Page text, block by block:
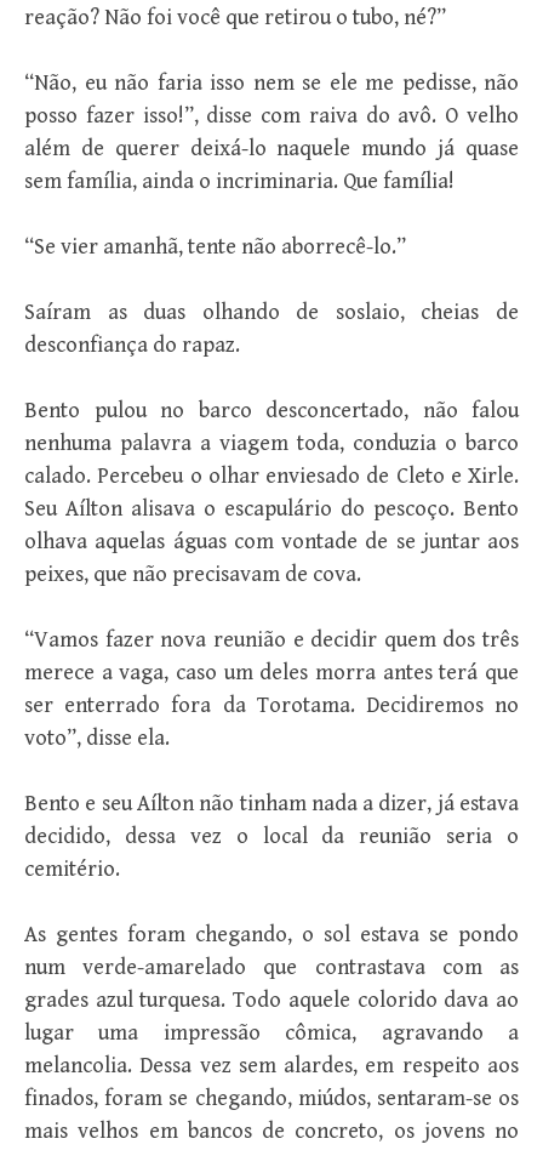
reação? Não foi você que retirou o tubo, né?”
“Não, eu não faria isso nem se ele me pedisse, não
posso fazer isso!”, disse com raiva do avô. O velho
além de querer deixá-lo naquele mundo já quase
sem família, ainda o incriminaria. Que família!
“Se vier amanhã, tente não aborrecê-lo.”
Saíram as duas olhando de soslaio, cheias de
desconfiança do rapaz.
Bento pulou no barco desconcertado, não falou
nenhuma palavra a viagem toda, conduzia o barco
calado. Percebeu o olhar enviesado de Cleto e Xirle.
Seu Aílton alisava o escapulário do pescoço. Bento
olhava aquelas águas com vontade de se juntar aos
peixes, que não precisavam de cova.
“Vamos fazer nova reunião e decidir quem dos três
merece a vaga, caso um deles morra antes terá que
ser enterrado fora da Torotama. Decidiremos no
voto”, disse ela.
Bento e seu Aílton não tinham nada a dizer, já estava
decidido, dessa vez o local da reunião seria o
cemitério.
As gentes foram chegando, o sol estava se pondo
num verde-amarelado que contrastava com as
grades azul turquesa. Todo aquele colorido dava ao
lugar uma impressão cômica, agravando a
melancolia. Dessa vez sem alardes, em respeito aos
finados, foram se chegando, miúdos, sentaram-se os
mais velhos em bancos de concreto, os jovens no